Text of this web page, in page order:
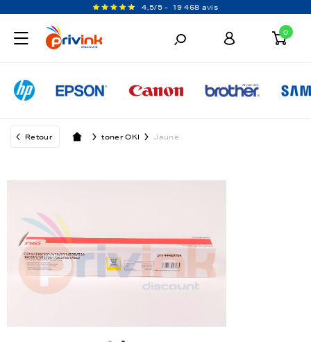
4,5/5 - 19 468 avis
0
Retour toner OKI Jaune